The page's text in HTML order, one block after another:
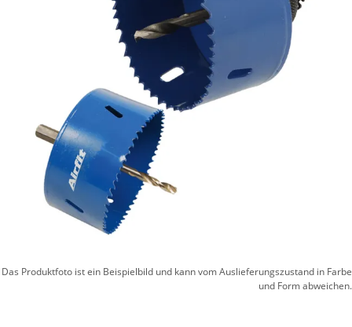
Das Produktfoto ist ein Beispielbild und kann vom Auslieferungszustand in Farbe
und Form abweichen.